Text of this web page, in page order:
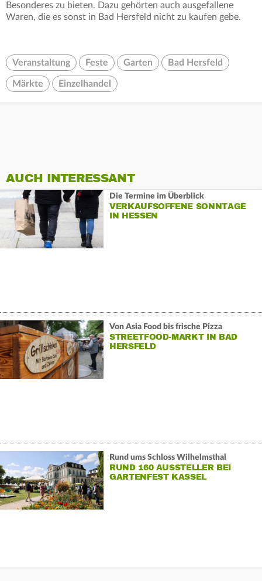
Besonderes zu bieten. Dazu gehörten auch ausgefallene
Waren, die es sonst in Bad Hersfeld nicht zu kaufen gebe.
Veranstaltung Feste Garten Bad Hersfeld
Märkte Einzelhandel
AUCH INTERESSANT
Die Termine im Überblick
VERKAUFSOFFENE SONNTAGE
IN HESSEN
Von Asia Food bis frische Pizza
STREETFOOD-MARKT IN BAD
HERSFELD
Rund ums Schloss Wilhelmsthal
RUND 160 AUSSTELLER BEI
GARTENFEST KASSEL